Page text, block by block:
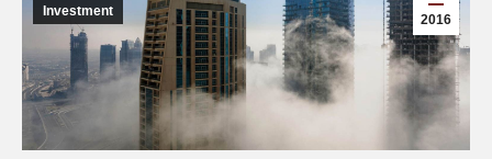
2016
Investment